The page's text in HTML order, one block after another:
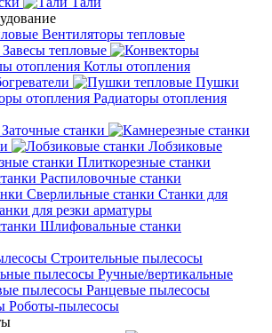
Вентиляторы тепловые
Завесы тепловые
Котлы отопления
Пушки
Радиаторы отопления
Заточные станки
Лобзиковые
Плиткорезные станки
Распиловочные станки
Сверлильные станки Станки для
для резки арматуры
Шлифовальные станки
Строительные пылесосы
Ручные/вертикальные
Ранцевые пылесосы
Роботы-пылесосы